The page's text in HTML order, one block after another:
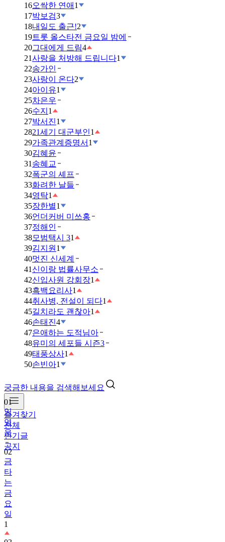
16오싹한 연애 1
17박보검3
18내일도 출근!2
19트롯 올스타전 금요일 밤에
20그대에게 드림4
21사랑을 처방해 드립니다1
22송가인
23사랑이 온다2
24아이유1
25차은우
26수지 1
27박서진1
2821세기 대군부인1
29가족관계증명서 1
30김혜윤
31 송혜교
32폭군의 셰프
33화려한 날들
34영탁1
35장한별1
36언더커버 미쓰홍
37정해인
38모범택시 31
39김지원 1
40멋진 신세계
41 신이랑 법률사무소
42신입사원 강회장1
43흑백요리사1
44취사병, 전설이 되다1
45길치라도 괜찮아1
46손태진4
47은애하는 도적님아
48유미의 세포들 시즌3
49태풍상사1
50손빈아1
궁금한 내용을 검색해보세요
즐겨찾기
전체
인기글
공지
01
임
영
웅
02
금
타
는
금
요
일
1